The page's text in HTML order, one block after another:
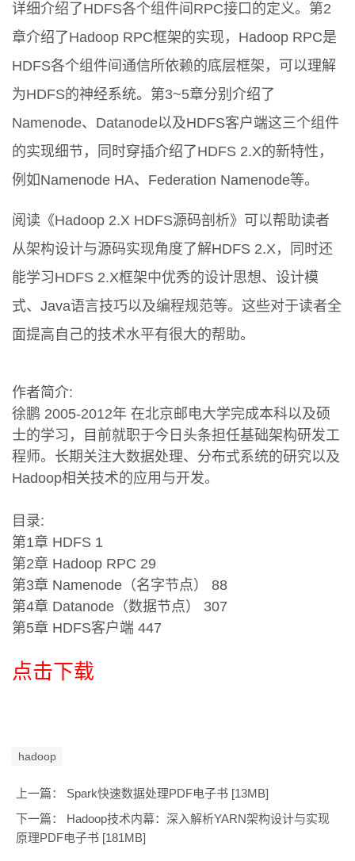
详细介绍了HDFS各个组件间RPC接口的定义。第2
章介绍了Hadoop RPC框架的实现，Hadoop RPC是
HDFS各个组件间通信所依赖的底层框架，可以理解
为HDFS的神经系统。第3~5章分别介绍了
Namenode、Datanode以及HDFS客户端这三个组件
的实现细节，同时穿插介绍了HDFS 2.X的新特性，
例如Namenode HA、Federation Namenode等。
阅读《Hadoop 2.X HDFS源码剖析》可以帮助读者
从架构设计与源码实现角度了解HDFS 2.X，同时还
能学习HDFS 2.X框架中优秀的设计思想、设计模
式、Java语言技巧以及编程规范等。这些对于读者全
面提高自己的技术水平有很大的帮助。
作者简介:
徐鹏 2005-2012年 在北京邮电大学完成本科以及硕
士的学习，目前就职于今日头条担任基础架构研发工
程师。长期关注大数据处理、分布式系统的研究以及
Hadoop相关技术的应用与开发。
目录:
第1章 HDFS 1
第2章 Hadoop RPC 29
第3章 Namenode（名字节点） 88
第4章 Datanode（数据节点） 307
第5章 HDFS客户端 447
点击下载
hadoop
上一篇： Spark快速数据处理PDF电子书 [13MB]
下一篇： Hadoop技术内幕：深入解析YARN架构设计与实现
原理PDF电子书 [181MB]